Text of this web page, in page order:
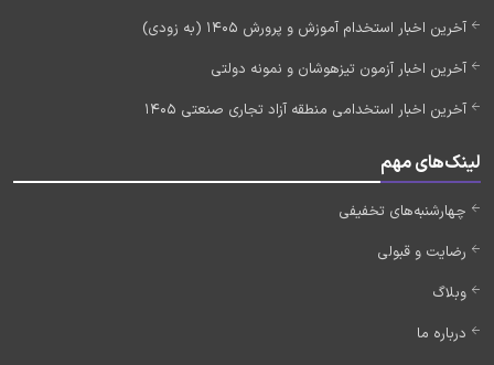
آخرین اخبار استخدام آموزش و پرورش 1405 (به زودی)
آخرین اخبار آزمون تیزهوشان و نمونه دولتی
آخرین اخبار استخدامی منطقه آزاد تجاری صنعتی 1405
لینک‌های مهم
چهارشنبه‌های تخفیفی
رضایت و قبولی
وبلاگ
درباره ما